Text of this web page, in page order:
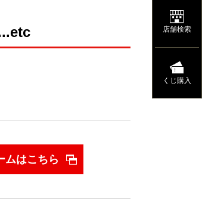
ムはこちら
店舗検索
くじ購入